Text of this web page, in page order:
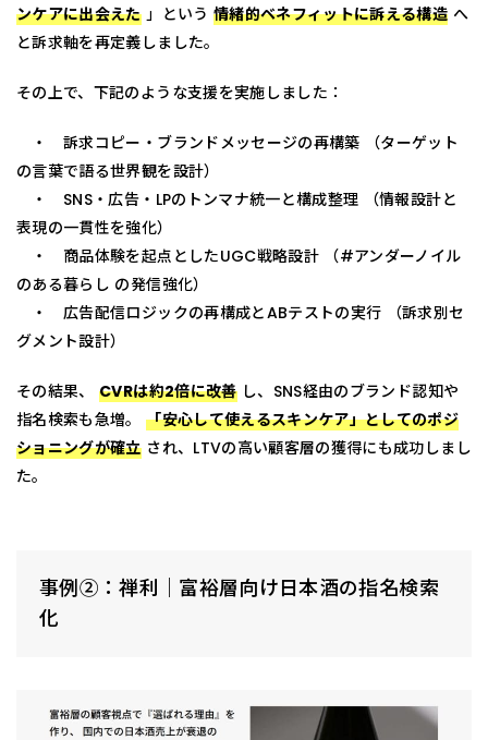
ンケアに出会えた」という 情緒的ベネフィットに訴える構造 へ
と訴求軸を再定義しました。
その上で、下記のような支援を実施しました：
・ 訴求コピー・ブランドメッセージの再構築 （ターゲット
の言葉で語る世界観を設計）
・ SNS・広告・LPのトンマナ統一と構成整理 （情報設計と
表現の一貫性を強化）
・ 商品体験を起点としたUGC戦略設計 （#アンダーノイル
のある暮らし の発信強化）
・ 広告配信ロジックの再構成とABテストの実行 （訴求別セ
グメント設計）
その結果、CVRは約2倍に改善し、SNS経由のブランド認知や
指名検索も急増。「安心して使えるスキンケア」としてのポジ
ショニングが確立され、LTVの高い顧客層の獲得にも成功しまし
た。
事例②：禅利｜富裕層向け日本酒の指名検索
化